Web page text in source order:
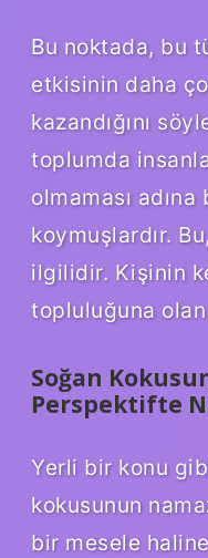
Bu noktada, bu
etkisinin daha
kazandığını
toplumda
olmaması
koymuşlardır.
ilgilidir. Kişinin
topluluğuna olan
Soğan
Perspektifte
Yerli bir konu
kokusunun
bir mesele